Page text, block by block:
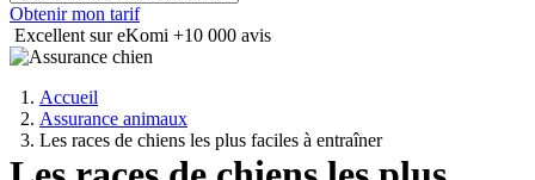
Obtenir mon tarif
Excellent sur eKomi +10 000 avis
Accueil
Assurance animaux
Les races de chiens les plus faciles à entraîner